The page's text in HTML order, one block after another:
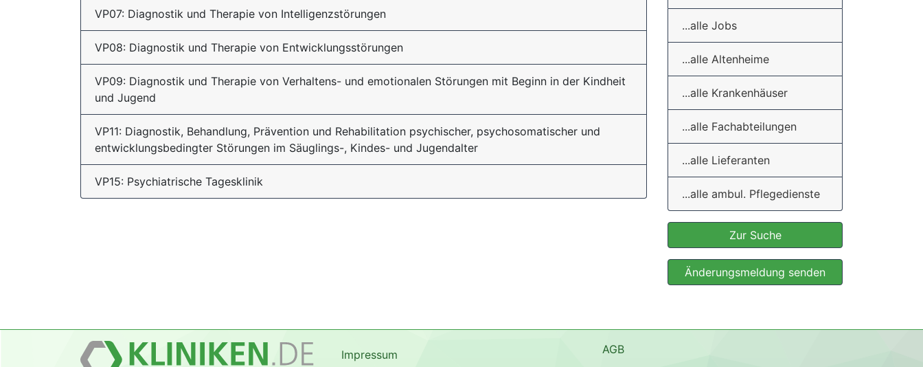
VP07: Diagnostik und Therapie von Intelligenzstörungen
VP08: Diagnostik und Therapie von Entwicklungsstörungen
VP09: Diagnostik und Therapie von Verhaltens- und emotionalen Störungen mit Beginn in der Kindheit
und Jugend
VP11: Diagnostik, Behandlung, Prävention und Rehabilitation psychischer, psychosomatischer und
entwicklungsbedingter Störungen im Säuglings-, Kindes- und Jugendalter
VP15: Psychiatrische Tagesklinik
...alle Jobs
...alle Altenheime
...alle Krankenhäuser
...alle Fachabteilungen
...alle Lieferanten
...alle ambul. Pflegedienste
Zur Suche
Änderungsmeldung senden
Impressum
AGB